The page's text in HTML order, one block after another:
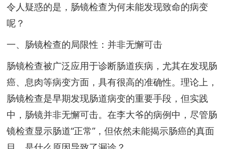
令人疑惑的是，肠镜检查为何未能发现致命的病变
呢？
一、肠镜检查的局限性：并非无懈可击
肠镜检查被广泛应用于诊断肠道疾病，尤其在发现肠
癌、息肉等病变方面，具有很高的准确性。理论上，
肠镜检查是早期发现肠道病变的重要手段，但实践
中，肠镜并非无懈可击。在李大爷的病例中，尽管肠
镜检查显示肠道“正常”，但依然未能揭示肠癌的真面